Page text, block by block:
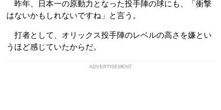
昨年、日本一の原動力となった投手陣の球にも、「衝撃
はないかもしれないですね」と言う。
打者として、オリックス投手陣のレベルの高さを嫌とい
うほど感じていたからだ。
ADVERTISEMENT